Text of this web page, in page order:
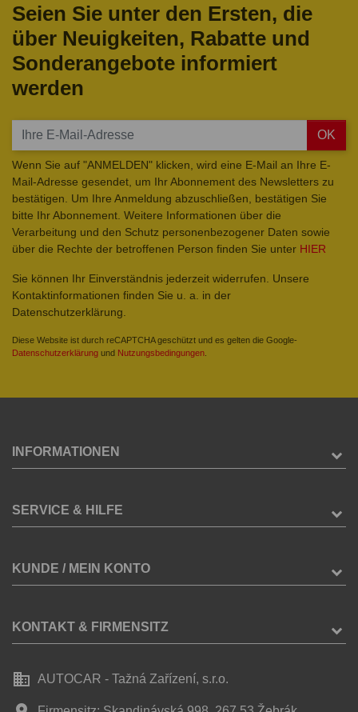
Seien Sie unter den Ersten, die
über Neuigkeiten, Rabatte und
Sonderangebote informiert
werden
OK
Wenn Sie auf "ANMELDEN" klicken, wird eine E-Mail an Ihre E-
Mail-Adresse gesendet, um Ihr Abonnement des Newsletters zu
bestätigen. Um Ihre Anmeldung abzuschließen, bestätigen Sie
bitte Ihr Abonnement. Weitere Informationen über die
Verarbeitung und den Schutz personenbezogener Daten sowie
über die Rechte der betroffenen Person finden Sie unter HIER
Sie können Ihr Einverständnis jederzeit widerrufen. Unsere
Kontaktinformationen finden Sie u. a. in der
Datenschutzerklärung.
Diese Website ist durch reCAPTCHA geschützt und es gelten die Google-
Datenschutzerklärung und Nutzungsbedingungen
INFORMATIONEN
SERVICE & HILFE
KUNDE / MEIN KONTO
KONTAKT & FIRMENSITZ
business AUTOCAR - Tažná Zařízení, s.r.o.